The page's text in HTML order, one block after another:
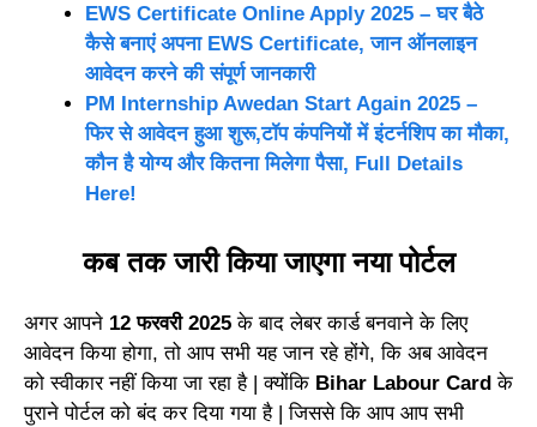
EWS Certificate Online Apply 2025 – घर बैठे
कैसे बनाएं अपना EWS Certificate, जान ऑनलाइन
आवेदन करने की संपूर्ण जानकारी
PM Internship Awedan Start Again 2025 –
फिर से आवेदन हुआ शुरू,टॉप कंपनियों में इंटर्नशिप का मौका,
कौन है योग्य और कितना मिलेगा पैसा, Full Details
Here!
कब तक जारी किया जाएगा नया पोर्टल
अगर आपने 12 फरवरी 2025के बाद लेबर कार्ड बनवाने के लिए
आवेदन किया होगा, तो आप सभी यह जान रहे होंगे, कि अब आवेदन
को स्वीकार नहीं किया जा रहा है | क्योंकि Bihar Labour Cardके
पुराने पोर्टल को बंद कर दिया गया है | जिससे कि आप आप सभी